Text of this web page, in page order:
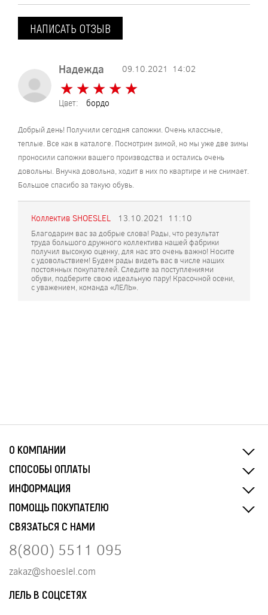
НАПИСАТЬ ОТЗЫВ
Надежда 09.10.2021 14:02
★ ★ ★ ★ ★
★ ★ ★ ★ ★
Цвет: бордо
Добрый день! Получили сегодня сапожки. Очень классные,
теплые. Все как в каталоге. Посмотрим зимой, но мы уже две зимы
проносили сапожки вашего производства и остались очень
довольны. Внучка довольна, ходит в них по квартире и не снимает.
Большое спасибо за такую обувь.
Коллектив SHOESLEL 13.10.2021 11:10
Благодарим вас за добрые слова! Рады, что результат
труда большого дружного коллектива нашей фабрики
получил высокую оценку, для нас это очень важно! Носите
с удовольствием! Будем рады видеть вас в числе наших
постоянных покупателей. Следите за поступлениями
обуви, подберите свою идеальную пару! Красочной осени,
с уважением, команда «ЛЕЛЬ».
О КОМПАНИИ
СПОСОБЫ ОПЛАТЫ
ИНФОРМАЦИЯ
ПОМОЩЬ ПОКУПАТЕЛЮ
СВЯЗАТЬСЯ С НАМИ
8(800) 5511 095
zakaz@shoeslel.com
ЛЕЛЬ В СОЦСЕТЯХ